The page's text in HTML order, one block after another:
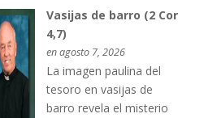
Vasijas de barro (2 Cor
4,7)
en agosto 7, 2026
La imagen paulina del
tesoro en vasijas de
barro revela el misterio